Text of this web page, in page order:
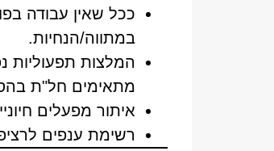
ככל שאין עבודה
במתווה/הנחיות.
מתאימים חל"ת
איתור מפעלים
רשימת ענפים